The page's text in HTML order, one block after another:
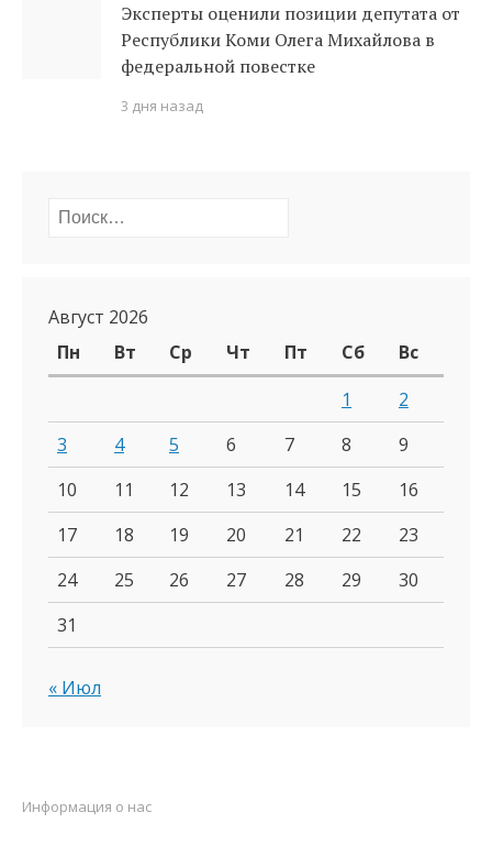
Эксперты оценили позиции депутата от
Республики Коми Олега Михайлова в
федеральной повестке
3 дня назад
Найти:
Август 2026
Пн
Вт Ср Чт Пт Сб
Вс
1
2
3
4 5 6 7 8
9
10
11 12 13 14 15
16
17
18 19 20 21 22
23
24
25 26 27 28 29
30
31
« Июл
Информация о нас